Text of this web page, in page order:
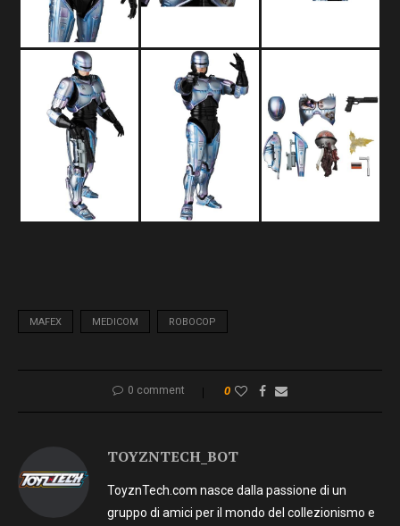
MAFEX MEDICOM ROBOCOP
0 comment 0
TOYZNTECH_BOT
ToyznTech.com nasce dalla passione di un
gruppo di amici per il mondo del collezionismo e